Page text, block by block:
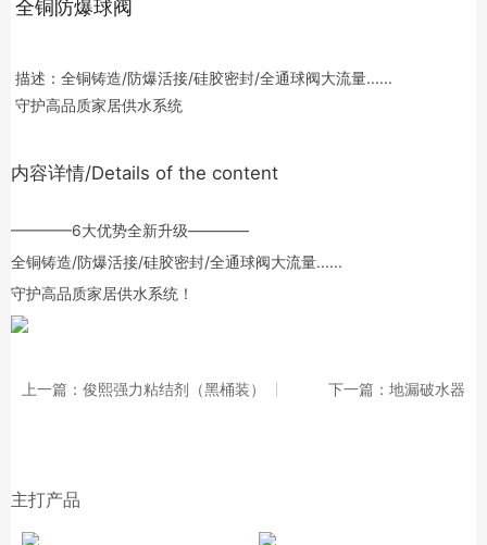
全铜防爆球阀
描述：全铜铸造/防爆活接/硅胶密封/全通球阀大流量......
守护高品质家居供水系统
内容详情/Details of the content
————6大优势全新升级————
全铜铸造/防爆活接/硅胶密封/全通球阀大流量......
守护高品质家居供水系统！
上一篇：俊熙强力粘结剂（黑桶装） 下一篇：地漏破水器
主打产品